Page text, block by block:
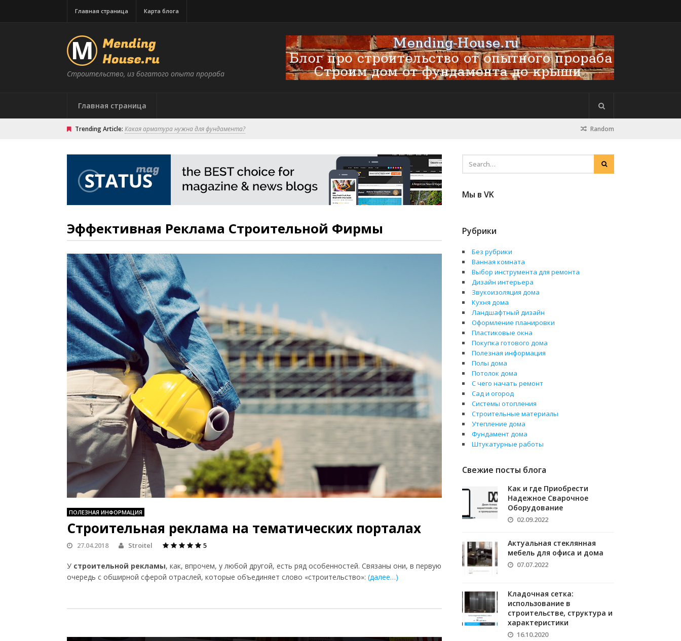
Главная страница Карта блога
Строительство, из богатого опыта прораба
Главная страница
Trending Article: Какая арматура нужна для фундамента? Random
Эффективная Реклама Строительной Фирмы
ПОЛЕЗНАЯ ИНФОРМАЦИЯ
Строительная реклама на тематических порталах
27.04.2018 Stroitel 5
У строительной рекламы, как, впрочем, у любой другой, есть ряд особенностей. Связаны они, в первую
очередь с обширной сферой отраслей, которые объединяет слово «строительство»: (далее…)
Мы в VK
Рубрики
Без рубрики
Ванная комната
Выбор инструмента для ремонта
Дизайн интерьера
Звукоизоляция дома
Кухня дома
Ландшафтный дизайн
Оформление планировки
Пластиковые окна
Покупка готового дома
Полезная информация
Полы дома
Потолок дома
С чего начать ремонт
Сад и огород
Системы отопления
Строительные материалы
Утепление дома
Фундамент дома
Штукатурные работы
Свежие посты блога
Как и где Приобрести
Надежное Сварочное
Оборудование
02.09.2022
Актуальная стеклянная
мебель для офиса и дома
07.07.2022
Кладочная сетка:
использование в
строительстве, структура и
характеристики
16.10.2020